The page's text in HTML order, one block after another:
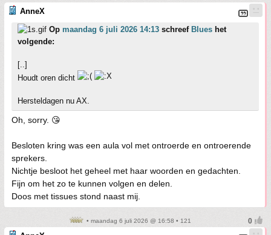
AnneX
Op maandag 6 juli 2026 14:13 schreef Blues het
volgende:
[..]
Houdt oren dicht
Hersteldagen nu AX.
Oh, sorry. 😘
Besloten kring was een aula vol met ontroerde en ontroerende
sprekers.
Nichtje besloot het geheel met haar woorden en gedachten.
Fijn om het zo te kunnen volgen en delen.
Doos met tissues stond naast mij.
• maandag 6 juli 2026 @ 16:58 • 121